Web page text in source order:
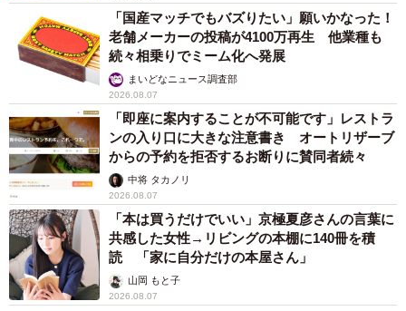
「国産マッチでもバズりたい」願いかなった！
老舗メーカーの投稿が4100万再生 他業種も
続々相乗りでミーム化へ発展
まいどなニュース調査部
2026.08.07
「即座に案内することが不可能です」レストラ
ンの入り口に大きな注意書き オートリザーブ
からの予約を拒否するお断りに賛同者続々
中将 タカノリ
2026.08.07
「本は買うだけでいい」京極夏彦さんの言葉に
共感した女性→リビングの本棚に140冊を積
読 「家に自分だけの本屋さん」
山岡 もと子
2026.08.07